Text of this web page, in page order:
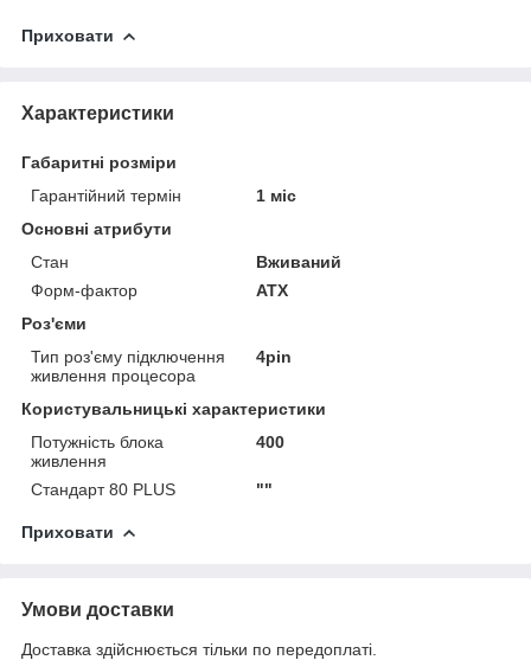
Приховати
Характеристики
Габаритні розміри
Гарантійний термін
1 міс
Основні атрибути
Стан
Вживаний
Форм-фактор
ATX
Роз'єми
Тип роз'єму підключення
живлення процесора
4pin
Користувальницькі характеристики
Потужність блока
живлення
400
Стандарт 80 PLUS ""
Приховати
Умови доставки
Доставка здійснюється тільки по передоплаті.